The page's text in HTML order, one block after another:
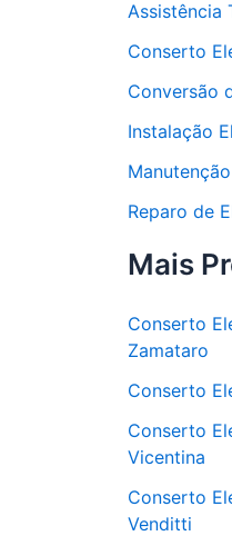
Assistência
Conserto
Conversão
Instalação
Reparo de
Mais
Conserto
Zamataro
Conserto
Conserto
Vicentina
Conserto
Venditti